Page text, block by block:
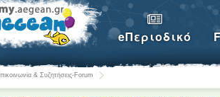
eΠεριοδικό
& Συζητήσεις-Forum